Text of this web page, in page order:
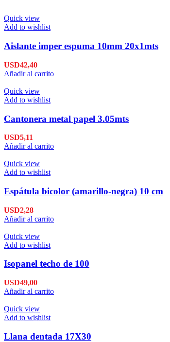
Quick view
Add to wishlist
Aislante imper espuma 10mm 20x1mts
USD42,40
Añadir al carrito
Quick view
Add to wishlist
Cantonera metal papel 3.05mts
USD5,11
Añadir al carrito
Quick view
Add to wishlist
Espátula bicolor (amarillo-negra) 10 cm
USD2,28
Añadir al carrito
Quick view
Add to wishlist
Isopanel techo de 100
USD49,00
Añadir al carrito
Quick view
Add to wishlist
Llana dentada 17X30